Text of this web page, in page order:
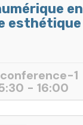
en
esthétique
conference-1
- 16:00